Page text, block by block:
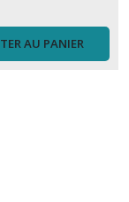
AU PANIER